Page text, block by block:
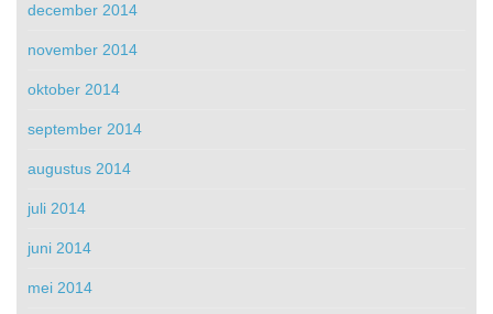
december 2014
november 2014
oktober 2014
september 2014
augustus 2014
juli 2014
juni 2014
mei 2014